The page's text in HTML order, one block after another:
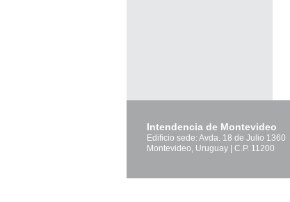
Intendencia de Montevideo
Edificio sede: Avda. 18 de Julio 1360
Montevideo, Uruguay | C.P. 11200